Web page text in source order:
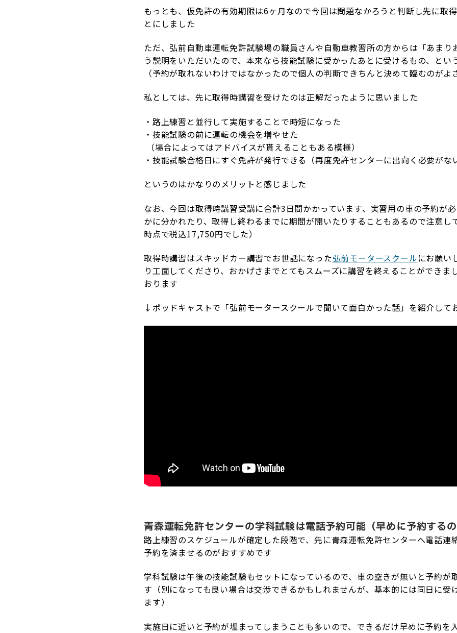
もっとも、仮免許の有効期限は6ヶ月なので今回は問題なかろうと判断し先に取
とにしました
ただ、弘前自動車運転免許試験場の職員さんや自動車教習所の方からは「あまり
う説明をいただいたので、本来なら技能試験に受かったあとに受けるもの、とい
（予約が取れないわけではなかったので個人の判断できちんと決めて臨むのがよ
私としては、先に取得時講習を受けたのは正解だったように思いました
・路上練習と並行して実施することで時短になった
・技能試験の前に運転の機会を増やせた
（場合によってはアドバイスが貰えることもある模様）
・技能試験合格日にすぐ免許が発行できる（再度免許センターに出向く必要がな
というのはかなりのメリットと感じました
なお、今回は取得時講習受講に合計3日間かかっています、実習用の車の予約が
かに分かれたり、取得し終わるまでに期間が開いたりすることもあるので注意し
時点で税込17,750円でした）
取得時講習はスキッドカー講習でお世話になった弘前モータースクールにお願い
り工面してくださり、おかげさまでとてもスムーズに講習を終えることができま
おります
↓ポッドキャストで「弘前モータースクールで聞いて面白かった話」を紹介して
青森運転免許センターの学科試験は電話予約可能（早めに予約する
路上練習のスケジュールが確定した段階で、先に青森運転免許センターへ電話連
予約を済ませるのがおすすめです
学科試験は午後の技能試験もセットになっているので、車の空きが無いと予約が
す（別になっても良い場合は交渉できるかもしれませんが、基本的には同日に受
ます）
実施日に近いと予約が埋まってしまうことも多いので、できるだけ早めに予約を